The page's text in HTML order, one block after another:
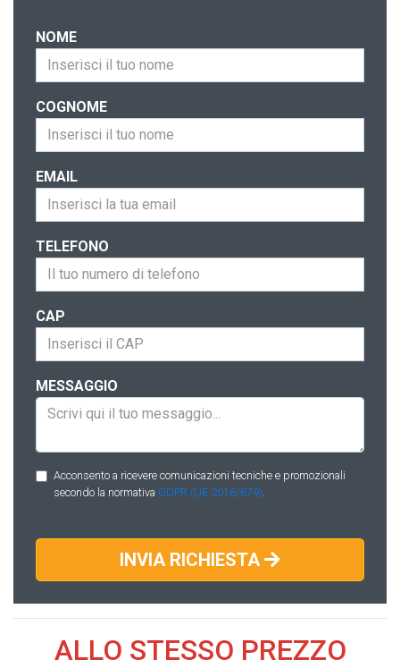
NOME
COGNOME
EMAIL
TELEFONO
CAP
MESSAGGIO
Acconsento a ricevere comunicazioni tecniche e promozionali
secondo la normativa GDPR (UE 2016/679)
INVIA RICHIESTA
ALLO STESSO PREZZO